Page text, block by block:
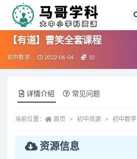
【有道】曹笑全套课程
初中数学 2022-06-04 10
详情介绍 常见问题
当前位置： 首页 初中资源 初中数学
资源信息
全部